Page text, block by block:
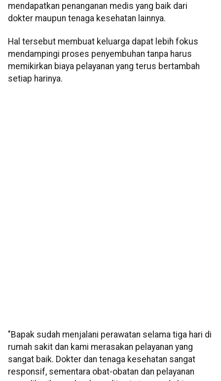
mendapatkan penanganan medis yang baik dari
dokter maupun tenaga kesehatan lainnya.
Hal tersebut membuat keluarga dapat lebih fokus
mendampingi proses penyembuhan tanpa harus
memikirkan biaya pelayanan yang terus bertambah
setiap harinya.
"Bapak sudah menjalani perawatan selama tiga hari di
rumah sakit dan kami merasakan pelayanan yang
sangat baik. Dokter dan tenaga kesehatan sangat
responsif, sementara obat-obatan dan pelayanan